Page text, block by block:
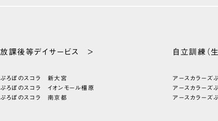
放課後等デイサービス >
ぷろぼのスコラ 新大宮
ぷろぼのスコラ イオンモール橿原
ぷろぼのスコラ 南京都
自立訓練 （
アースカラーズ
アースカラーズ
アースカラーズ